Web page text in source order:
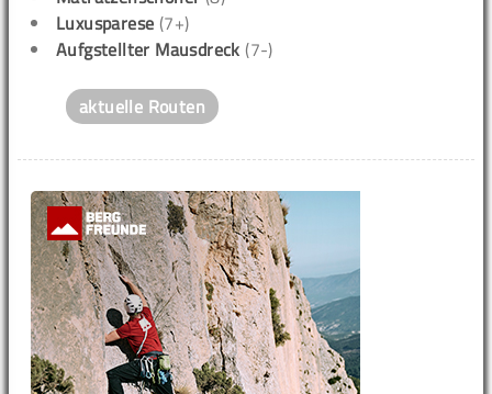
Luxusparese (7+)
Aufgstellter Mausdreck (7-)
aktuelle Routen